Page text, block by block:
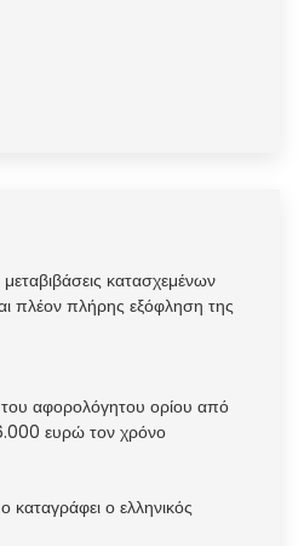
κατασχεμένων
πλέον πλήρης εξόφληση της
αφορολόγητου ορίου από
ευρώ τον χρόνο
ο ελληνικός